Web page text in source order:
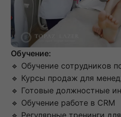
Обучение:
🔹 Обучение сотрудников
🔹 Курсы продаж для
🔹 Готовые должностные
🔹 Обучение работе в CRM
🔹 Регулярные тренинги